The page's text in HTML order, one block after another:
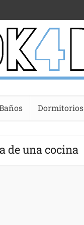
Dormitorios
de una cocina